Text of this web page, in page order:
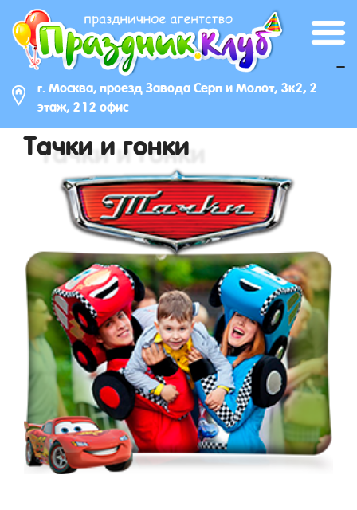
г. Москва, проезд Завода Серп и Молот, 3к2, 2
этаж, 212 офис
_
Тачки и гонки